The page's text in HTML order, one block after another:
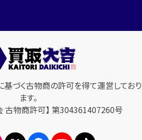
づく古物商の許可を得て運営しており
ます。
古物商許可】 第304361407260号